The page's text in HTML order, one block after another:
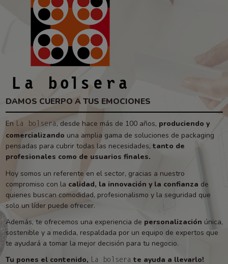
DAMOS CUERPO A TUS EMOCIONES
En La bolsera , desde hace más de 100 años, produciendo y
comercializando una amplia gama de soluciones de packaging
pensadas para cubrir todas las necesidades, tanto de
profesionales como de usuarios finales.
Hoy somos un referente en el sector, gracias a nuestro
compromiso con la calidad, la innovación y la confianza de
quienes buscan comodidad, profesionalismo y la seguridad que
solo un líder puede ofrecer.
Además, te ofrecemos una experiencia de personalización única,
sostenible y a medida, respaldada por un equipo de expertos que
te ayudará a tomar la mejor decisión para tu negocio.
Tu pones el contenido, La bolsera te ayuda a llevarlo!